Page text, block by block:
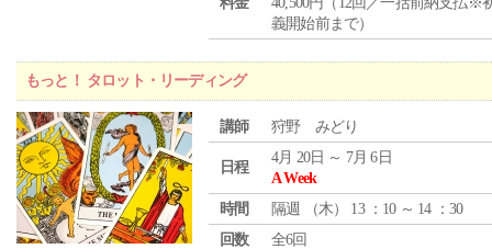
義開始前まで）
もっと！ タロット・リーディング
講師 狩野 みどり
日程
4月 20日 ～ 7月 6日
A Week
時間
隔週 （木） 13 ：10 ～ 14 ：30
回数
全6回